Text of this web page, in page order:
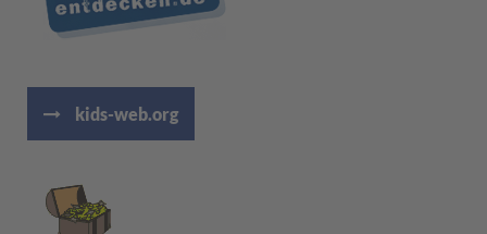
kids-web.org